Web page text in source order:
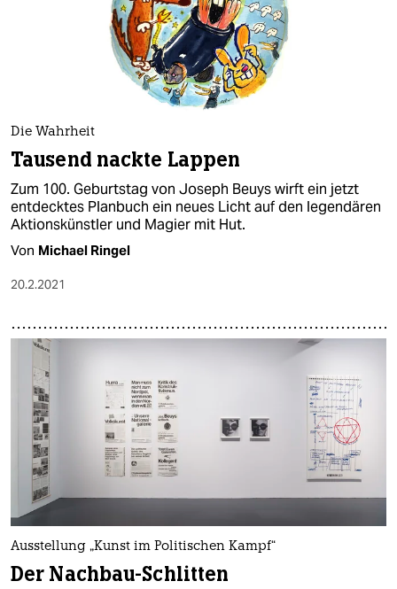
Die Wahrheit
Tausend nackte Lappen
Zum 100. Geburtstag von Joseph Beuys wirft ein jetzt
entdecktes Planbuch ein neues Licht auf den legendären
Aktionskünstler und Magier mit Hut.
Von Michael Ringel
20.2.2021
Ausstellung „Kunst im Politischen Kampf“
Der Nachbau-Schlitten